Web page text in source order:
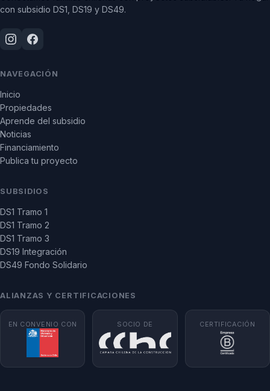
con subsidio DS1, DS19 y DS49.
NAVEGACIÓN
Inicio
Propiedades
Aprende del subsidio
Noticias
Financiamiento
Publica tu proyecto
SUBSIDIOS
DS1 Tramo 1
DS1 Tramo 2
DS1 Tramo 3
DS19 Integración
DS49 Fondo Solidario
ALIANZAS Y CERTIFICACIONES
EN CONVENIO CON SOCIO DE CERTIFICACIÓN